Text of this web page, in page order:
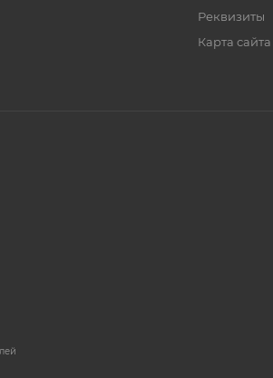
Реквизиты
Карта сайта